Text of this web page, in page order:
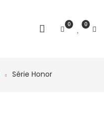
0 0
Série Honor